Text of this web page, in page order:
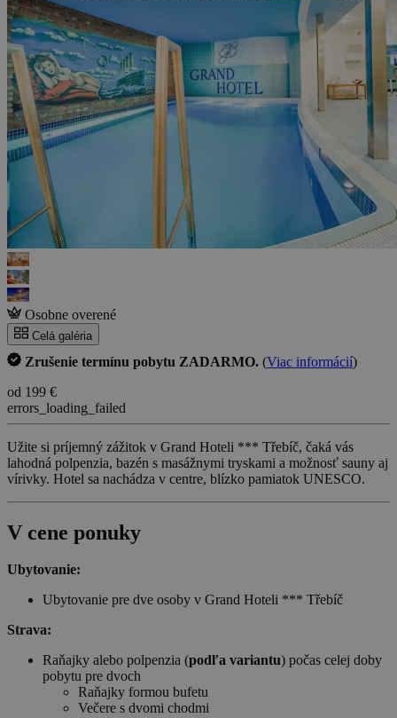
Osobne overené
Celá galéria
Zrušenie termínu pobytu ZADARMO. (Viac informácií)
od 199 €
errors_loading_failed
Užite si príjemný zážitok v Grand Hoteli *** Třebíč, čaká vás
lahodná polpenzia, bazén s masážnymi tryskami a možnosť sauny aj
vírivky. Hotel sa nachádza v centre, blízko pamiatok UNESCO.
V cene ponuky
Ubytovanie:
Ubytovanie pre dve osoby v Grand Hoteli *** Třebíč
Strava:
Raňajky alebo polpenzia (podľa variantu) počas celej doby
pobytu pre dvoch
Raňajky formou bufetu
Večere s dvomi chodmi